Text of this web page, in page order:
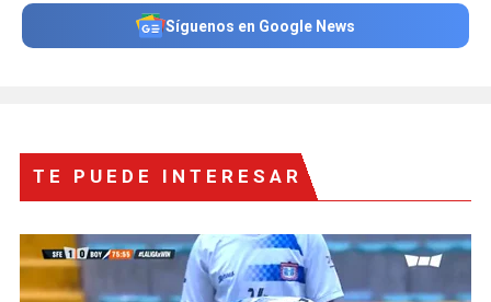
Síguenos en Google News
TE PUEDE INTERESAR